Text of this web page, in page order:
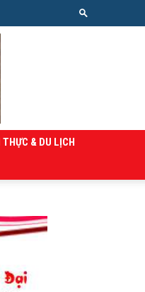
& DU LỊCH